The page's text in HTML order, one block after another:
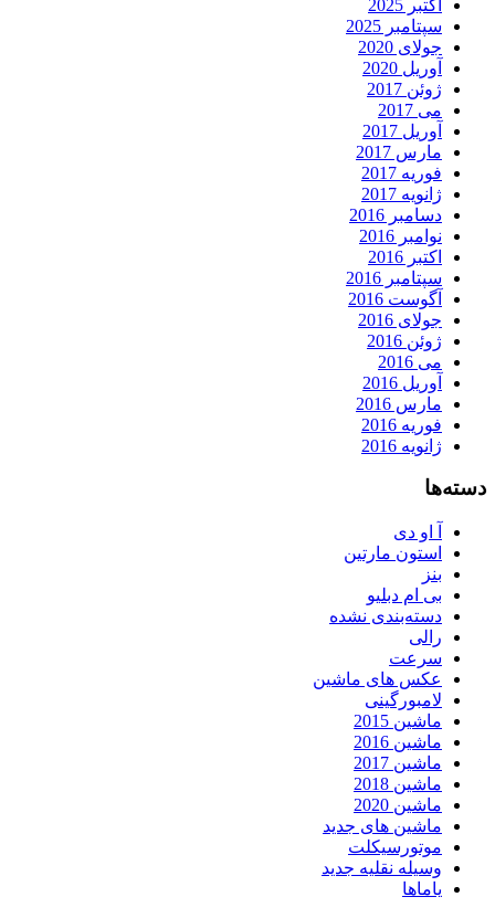
اکتبر 2025
سپتامبر 2025
جولای 2020
آوریل 2020
ژوئن 2017
می 2017
آوریل 2017
مارس 2017
فوریه 2017
ژانویه 2017
دسامبر 2016
نوامبر 2016
اکتبر 2016
سپتامبر 2016
آگوست 2016
جولای 2016
ژوئن 2016
می 2016
آوریل 2016
مارس 2016
فوریه 2016
ژانویه 2016
دسته‌ها
آ او دی
استون مارتین
بنز
بی ام دبلیو
دسته‌بندی نشده
رالی
سرعت
عکس های ماشین
لامبورگینی
ماشین 2015
ماشین 2016
ماشین 2017
ماشین 2018
ماشین 2020
ماشین های جدید
موتورسیکلت
وسیله نقلیه جدید
یاماها